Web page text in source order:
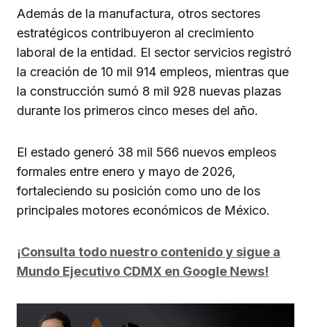
Además de la manufactura, otros sectores
estratégicos contribuyeron al crecimiento
laboral de la entidad. El sector servicios registró
la creación de 10 mil 914 empleos, mientras que
la construcción sumó 8 mil 928 nuevas plazas
durante los primeros cinco meses del año.
El estado generó 38 mil 566 nuevos empleos
formales entre enero y mayo de 2026,
fortaleciendo su posición como uno de los
principales motores económicos de México.
¡Consulta todo nuestro contenido y sigue a
Mundo Ejecutivo CDMX en Google News!